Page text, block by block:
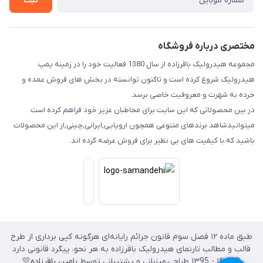
مختصری درباره فروشگاه
مجموعه هیدرولیک باقرزاده از سال 1380 فعالیت خود را در زمینه پمپ
هیدرولیک شروع کرده است و تاکنون توانسته در بخش های فروش عمده و
خرده به شهرت و معروفیت خاصی برسد.
در بین محصولاتی که این سایت برای مخاطبان عزیز خود فراهم کرده است
میتوانیدشاهد برندهای متنوعی همچون اروپایی,ایرانی,چینی,از این محصولات
باشید که با کیفیت های بی نظیر برای فروش عرضه کرده اند.
طبق ماده ۱۲ فصل سوم قانون جرائم رایانه‌ای هرگونه کپی برداری از طرح
قالب و مطالب تارنمای هیدرولیک باقرزاده به هر نحو، پیگرد قانونی دارد